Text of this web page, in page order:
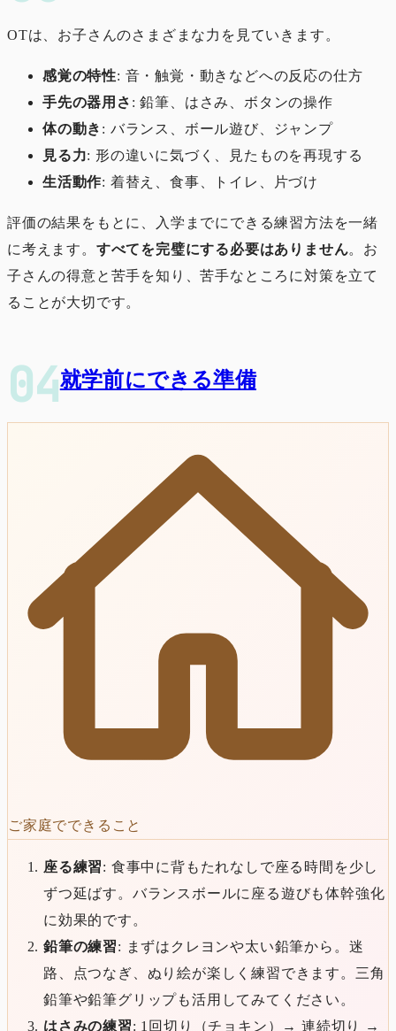
OTは、お子さんのさまざまな力を見ていきます。
感覚の特性: 音・触覚・動きなどへの反応の仕方
手先の器用さ : 鉛筆、はさみ、ボタンの操作
体の動き : バランス、ボール遊び、ジャンプ
見る力: 形の違いに気づく、見たものを再現する
生活動作: 着替え、食事、トイレ、片づけ
評価の結果をもとに、入学までにできる練習方法を一緒
に考えます。 すべてを完璧にする必要はありません。お
子さんの得意と苦手を知り、苦手なところに対策を立て
ることが大切です。
就学前にできる準備
ご家庭でできること
座る練習: 食事中に背もたれなしで座る時間を少し
ずつ延ばす。バランスボールに座る遊びも体幹強化
に効果的です。
鉛筆の練習: まずはクレヨンや太い鉛筆から。迷
路、点つなぎ、ぬり絵が楽しく練習できます。三角
鉛筆や鉛筆グリップも活用してみてください。
はさみの練習: 1回切り（チョキン）→ 連続切り →